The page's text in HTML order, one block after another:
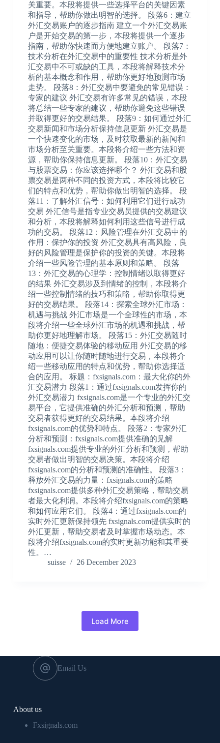
关重要。本段将提供一些选择平台的关键因素
和指导，帮助你做出明智的选择。 段落6：建立
外汇交易账户的逐步指南 建立一个外汇交易账
户是开始交易的第一步，本段将提供一个逐步
指南，帮助你快速而方便地建立账户。 段落7：
技术分析在外汇交易中的重要性 技术分析是外
汇交易中不可或缺的工具，本段将解释技术分
析的基本概念和作用，帮助你更好地预测市场
走势。 段落8：外汇交易中要避免的常见错误：
专家的建议 外汇交易有许多常见的错误，本段
将总结一些专家的建议，帮助你避免这些错误
并取得更好的交易结果。 段落9：如何通过外汇
交易新闻和市场分析保持信息更新 外汇交易是
一个快速变化的市场，及时获取最新的新闻和
市场分析至关重要。本段将介绍一些方法和资
源，帮助你保持信息更新。 段落10：外汇交易
与股票交易：你应该选择哪个？ 外汇交易和股
票交易是两种不同的投资方式，本段将比较它
们的特点和优势，帮助你做出明智的选择。 段
落11：了解外汇信号：如何利用它们进行成功
交易 外汇信号是指专业交易员提供的交易建议
和分析，本段将解释如何利用这些信号进行成
功的交易。 段落12：风险管理在外汇交易中的
作用：保护你的投资 外汇交易具有高风险，良
好的风险管理是保护你的投资的关键。本段将
介绍一些风险管理的基本原则和策略。 段落
13：外汇交易的心理学：控制情绪以取得更好
的结果 外汇交易涉及到情绪的控制，本段将介
绍一些控制情绪的技巧和策略，帮助你取得更
好的交易结果。 段落14：探索全球外汇市场：
机遇与挑战 外汇市场是一个全球性的市场，本
段将介绍一些全球外汇市场的机遇和挑战，帮
助你更好地理解市场。 段落15：外汇交易随时
随地：便捷交易体验的移动应用 外汇交易的移
动应用可以让你随时随地进行交易，本段将介
绍一些移动应用的特点和优势，帮助你选择适
合的应用。 标题：fxsignals.com：最大化你的外
汇交易潜力 段落1：通过fxsignals.com发挥你的
外汇交易潜力 fxsignals.com是一个专业的外汇交
易平台，它提供准确的外汇分析和预测，帮助
交易者获得更好的交易结果。本段将介绍
fxsignals.com的优势和特点。 段落2：专家外汇
分析和预测：fxsignals.com提供准确的见解
fxsignals.com提供专业的外汇分析和预测，帮助
交易者做出明智的交易决策。本段将介绍
fxsignals.com的分析和预测的准确性。 段落3：
释放外汇交易的力量：fxsignals.com的策略
fxsignals.com提供多种外汇交易策略，帮助交易
者最大化利润。本段将介绍fxsignals.com的策略
和如何应用它们。 段落4：通过fxsignals.com的
实时外汇更新保持领先 fxsignals.com提供实时的
外汇更新，帮助交易者及时掌握市场动态。本
段将介绍fxsignals.com的实时更新功能和其重要
性。…
suisse
26 December 2023
Load More
Email Us
About us
Fxsignals.com